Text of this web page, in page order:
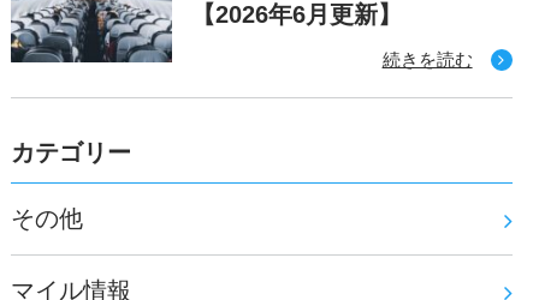
【2026年6月更新】
続きを読む
カテゴリー
その他
マイル情報